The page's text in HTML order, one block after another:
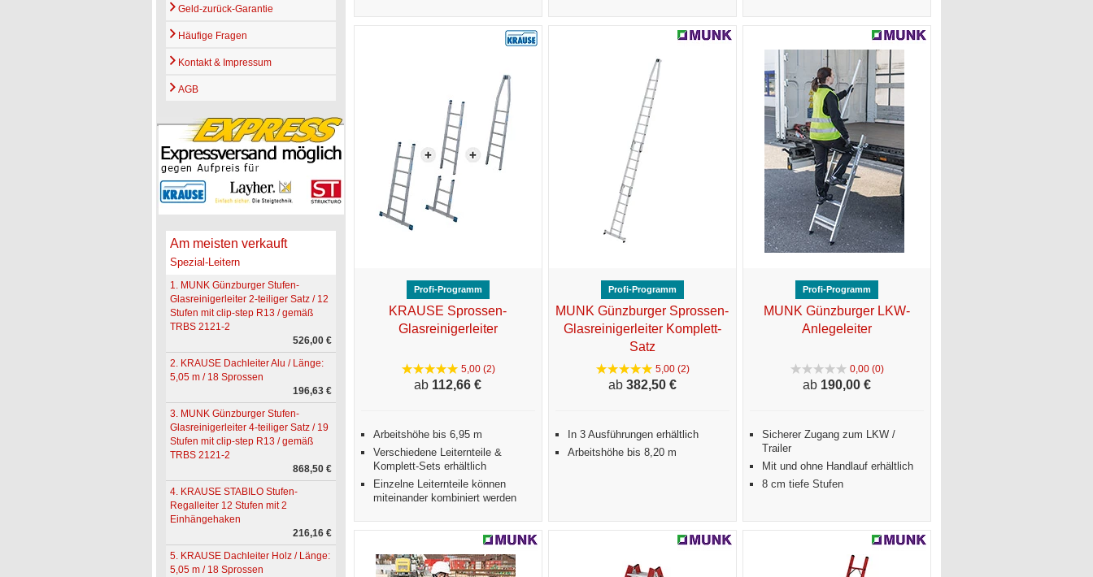
Geld-zurück-Garantie
Häufige Fragen
Kontakt & Impressum
AGB
Am meisten verkauft
Spezial-Leitern
1. MUNK Günzburger Stufen-
Glasreinigerleiter 2-teiliger Satz / 12
Stufen mit clip-step R13 / gemäß
TRBS 2121-2
526,00 €
2. KRAUSE Dachleiter Alu / Länge:
5,05 m / 18 Sprossen
196,63 €
3. MUNK Günzburger Stufen-
Glasreinigerleiter 4-teiliger Satz / 19
Stufen mit clip-step R13 / gemäß
TRBS 2121-2
868,50 €
4. KRAUSE STABILO Stufen-
Regalleiter 12 Stufen mit 2
Einhängehaken
216,16 €
5. KRAUSE Dachleiter Holz / Länge:
5,05 m / 18 Sprossen
Profi-Programm
KRAUSE Sprossen-
Glasreinigerleiter
5,00 (2)
ab 112,66 €
Arbeitshöhe bis 6,95 m
Verschiedene Leiternteile &
Komplett-Sets erhältlich
Einzelne Leiternteile können
miteinander kombiniert werden
Profi-Programm
MUNK Günzburger Sprossen-
Glasreinigerleiter Komplett-
Satz
5,00 (2)
ab382,50 €
In 3 Ausführungen erhältlich
Arbeitshöhe bis 8,20 m
Profi-Programm
MUNK Günzburger LKW-
Anlegeleiter
0,00 (0)
ab190,00 €
Sicherer Zugang zum LKW /
Trailer
Mit und ohne Handlauf erhältlich
8 cm tiefe Stufen